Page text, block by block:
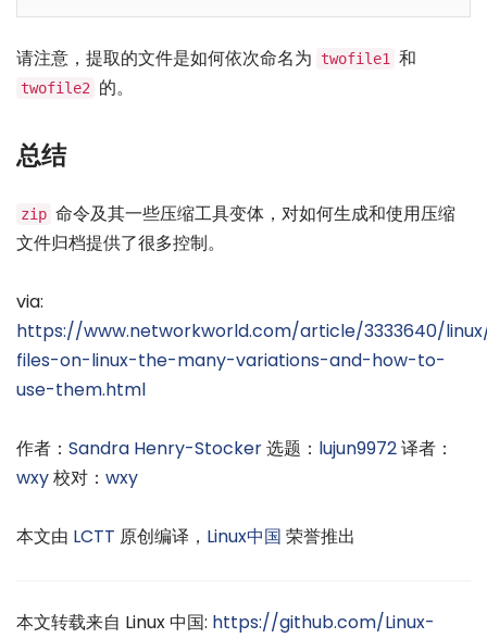
请注意，提取的文件是如何依次命名为 twofile1 和
twofile2 的。
总结
zip 命令及其一些压缩工具变体，对如何生成和使用压缩
文件归档提供了很多控制。
via:
https://www.networkworld.com/article/3333640/
files-on-linux-the-many-variations-and-how-to-
use-them.html
作者： Sandra Henry-Stocker选题： lujun9972译者：
wxy校对： wxy
本文由 LCTT 原创编译， Linux中国 荣誉推出
本文转载来自 Linux 中国: https://github.com/Linux-